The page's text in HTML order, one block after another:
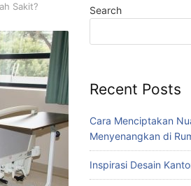
Sakit?
Search
Recent Posts
Cara Menciptakan
Menyenangkan di
Inspirasi Desain